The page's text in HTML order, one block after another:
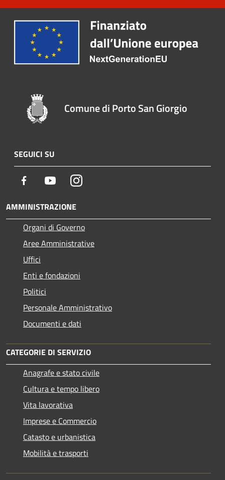
Comune di Porto San Giorgio
SEGUICI SU
Facebook YoutubeInstagram
AMMINISTRAZIONE
Organi di Governo
Aree Amministrative
Uffici
Enti e fondazioni
Politici
Personale Amministrativo
Documenti e dati
CATEGORIE DI SERVIZIO
Anagrafe e stato civile
Cultura e tempo libero
Vita lavorativa
Imprese e Commercio
Catasto e urbanistica
Mobilità e trasporti